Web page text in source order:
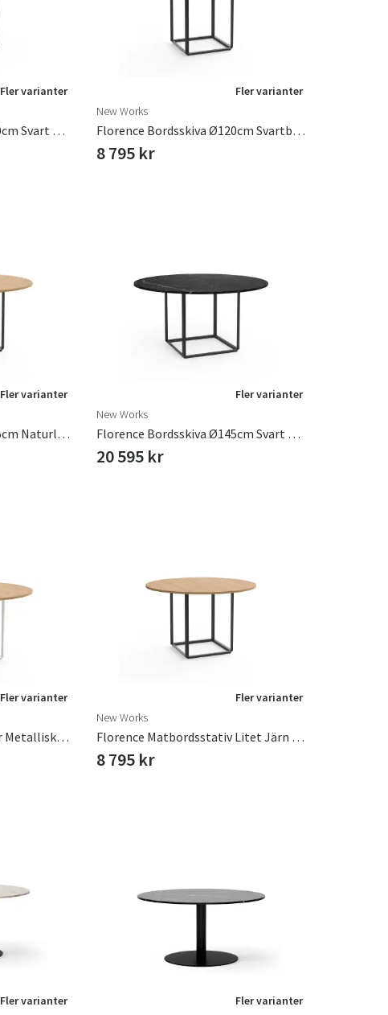
Fler varianter
Florence Bordsskiva Ø120cm Svart Marquina Marmor
Fler varianter
New Works
Florence Bordsskiva Ø120cm Svartbetsad Ask
8 795 kr
Fler varianter
Florence Bordsskiva Ø145cm Naturlig Ek
Fler varianter
New Works
Florence Bordsskiva Ø145cm Svart Marquina Marmor
20 595 kr
Fler varianter
Florence Bordsstativ Stor Metallisk Vit
Fler varianter
New Works
Florence Matbordsstativ Litet Järn Svart
8 795 kr
Fler varianter
Fler varianter